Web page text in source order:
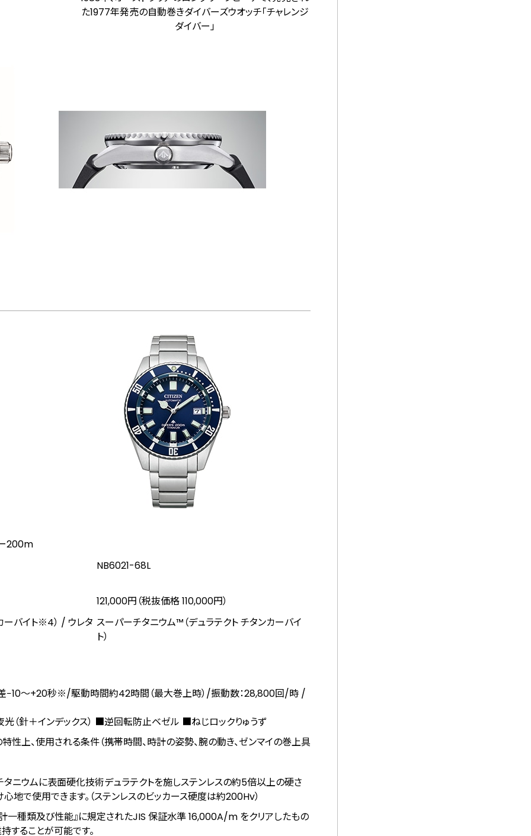
た1977年発売の自動巻きダイバーズウオッチ「チャレンジ
ダイバー」
200m
NB6021-68L
121,000円（税抜価格 110,000円）
ーバイト※4） / ウレタ スーパーチタニウム™（デュラテクト チタンカーバイ
ト）
−10〜+20秒※/駆動時間約42時間（最⼤巻上時）/振動数：28,800回/時 /
針＋インデックス） ■逆回転防止ベゼル ■ねじロックりゅうず
上、使⽤される条件（携帯時間、時計の姿勢、腕の動き、ゼンマイの巻上具
ニウムに表面硬化技術デュラテクトを施しステンレスの約5倍以上の硬さ
地で使用できます。（ステンレスのビッカース硬度は約200Hv）
種類及び性能』に規定されたJIS 保証水準 16,000A/m をクリアしたもの
することが可能です。